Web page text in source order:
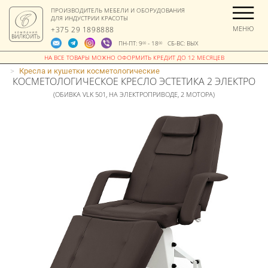
ПРОИЗВОДИТЕЛЬ МЕБЕЛИ И ОБОРУДОВАНИЯ
ДЛЯ ИНДУСТРИИ КРАСОТЫ
+375 29 1898888
ПН-ПТ: 900- 1800СБ-ВС: ВЫХ
МЕНЮ
> Кресла и кушетки косметологические
КОСМЕТОЛОГИЧЕСКОЕ КРЕСЛО ЭСТЕТИКА 2 ЭЛЕКТРО
(ОБИВКА VLK 501, НА ЭЛЕКТРОПРИВОДЕ, 2 МОТОРА)